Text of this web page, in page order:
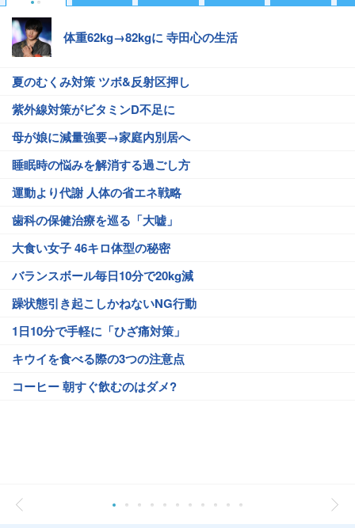
体重62kg→82kgに 寺田心の生活
夏のむくみ対策 ツボ&反射区押し
紫外線対策がビタミンD不足に
母が娘に減量強要→家庭内別居へ
睡眠時の悩みを解消する過ごし方
運動より代謝 人体の省エネ戦略
歯科の保健治療を巡る「大嘘」
大食い女子 46キロ体型の秘密
バランスボール毎日10分で20kg減
躁状態引き起こしかねないNG行動
1日10分で手軽に「ひざ痛対策」
キウイを食べる際の3つの注意点
コーヒー 朝すぐ飲むのはダメ?